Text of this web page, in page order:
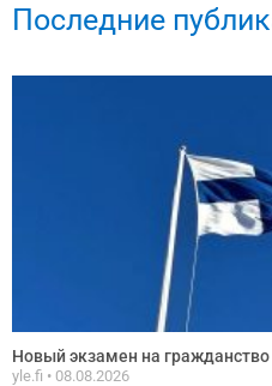
Последние
Новый экзамен на
yle.fi 08.08.2026